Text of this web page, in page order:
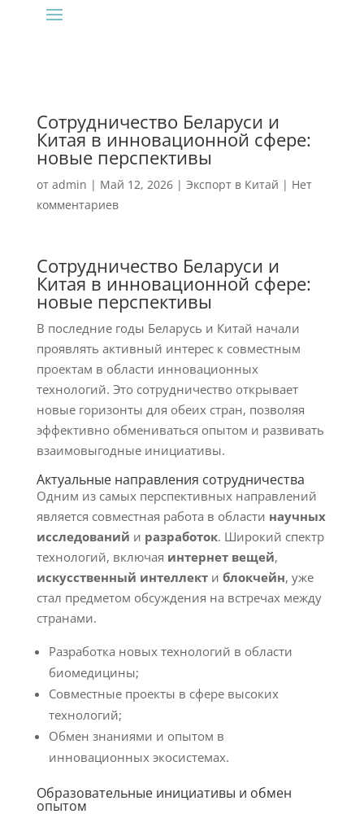
Сотрудничество Беларуси и
Китая в инновационной сфере:
новые перспективы
от admin | Май 12, 2026| Экспорт в Китай | Нет
комментариев
Сотрудничество Беларуси и
Китая в инновационной сфере:
новые перспективы
В последние годы Беларусь и Китай начали
проявлять активный интерес к совместным
проектам в области инновационных
технологий. Это сотрудничество открывает
новые горизонты для обеих стран, позволяя
эффективно обмениваться опытом и развивать
взаимовыгодные инициативы.
Актуальные направления сотрудничества
Одним из самых перспективных направлений
является совместная работа в области научных
исследований и разработок. Широкий спектр
технологий, включая интернет вещей,
искусственный интеллекти блокчейн, уже
стал предметом обсуждения на встречах между
странами.
Разработка новых технологий в области
биомедицины;
Совместные проекты в сфере высоких
технологий;
Обмен знаниями и опытом в
инновационных экосистемах.
Образовательные инициативы и обмен
опытом